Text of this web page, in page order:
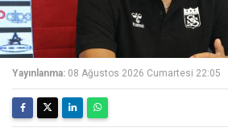
Yayınlanma: 08 Ağustos 2026 Cumartesi 22:05